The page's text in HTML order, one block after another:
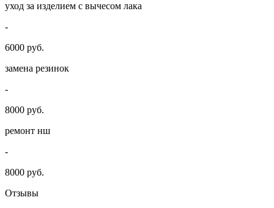
уход за изделием с вычесом лака
-
6000 руб.
замена резинок
-
8000 руб.
ремонт нш
-
8000 руб.
Отзывы